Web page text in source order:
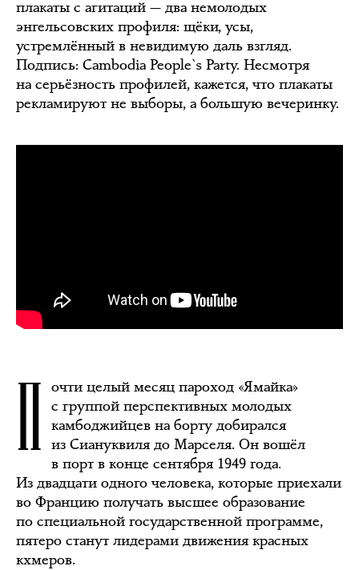
плакаты с агитаций — два немолодых
энгельсовских профиля: щёки, усы,
устремлённый в невидимую даль взгляд.
Подпись: Cambodia People`s Party. Несмотря
на серьёзность профилей, кажется, что плакаты
рекламируют не выборы, а большую вечеринку.
П очти целый месяц пароход «Ямайка»
с группой перспективных молодых
камбоджийцев на борту добирался
из Сиануквиля до Марселя. Он вошёл
в порт в конце сентября 1949 года.
Из двадцати одного человека, которые приехали
во Францию получать высшее образование
по специальной государственной программе,
пятеро станут лидерами движения красных
кхмеров.